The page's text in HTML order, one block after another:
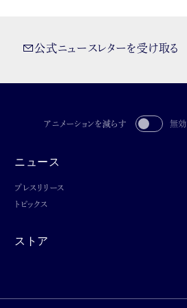
公式ニュースレターを受け取る
アニメーションを減らす 無効
ニュース
プレスリリース
トピックス
ストア